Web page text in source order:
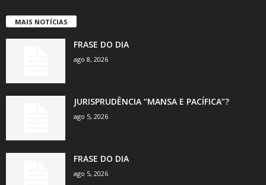
MAIS NOTÍCIAS
FRASE DO DIA
ago 8, 2026
JURISPRUDÊNCIA “MANSA E PACÍFICA”?
ago 5, 2026
FRASE DO DIA
ago 5, 2026